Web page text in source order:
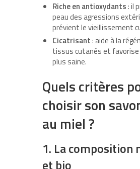
Riche en antioxydants: il
peau des agressions
prévient le vieillissement
Cicatrisant: aide à la
tissus cutanés et favorise
plus saine.
Quels critères
choisir son
au miel ?
1. La composition
et bio